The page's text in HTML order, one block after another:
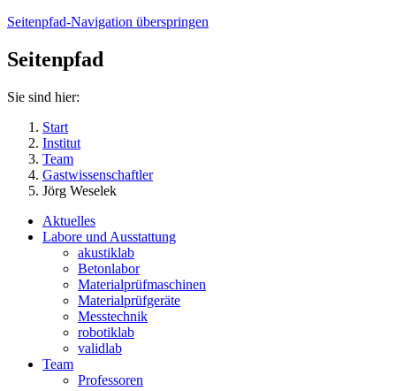
Seitenpfad-Navigation überspringen
Seitenpfad
Sie sind hier:
Start
Institut
Team
Gastwissenschaftler
Jörg Weselek
Aktuelles
Labore und Ausstattung
akustiklab
Betonlabor
Materialprüfmaschinen
Materialprüfgeräte
Messtechnik
robotiklab
validlab
Team
Professoren